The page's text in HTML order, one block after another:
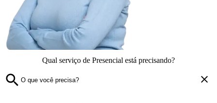
Qual serviço de Presencial está precisando?